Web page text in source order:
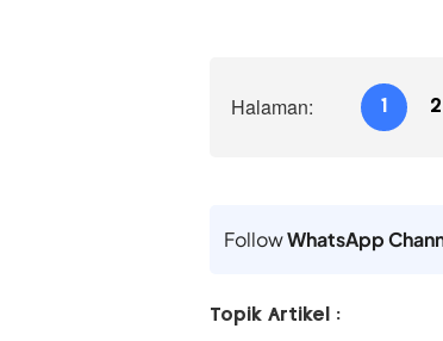
Halaman: 1 2
FollowWhatsApp
Topik Artikel :